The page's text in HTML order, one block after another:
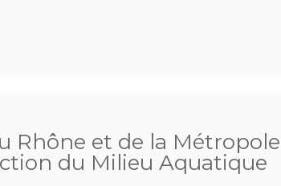
Rhône et de la
du Milieu Aquatique